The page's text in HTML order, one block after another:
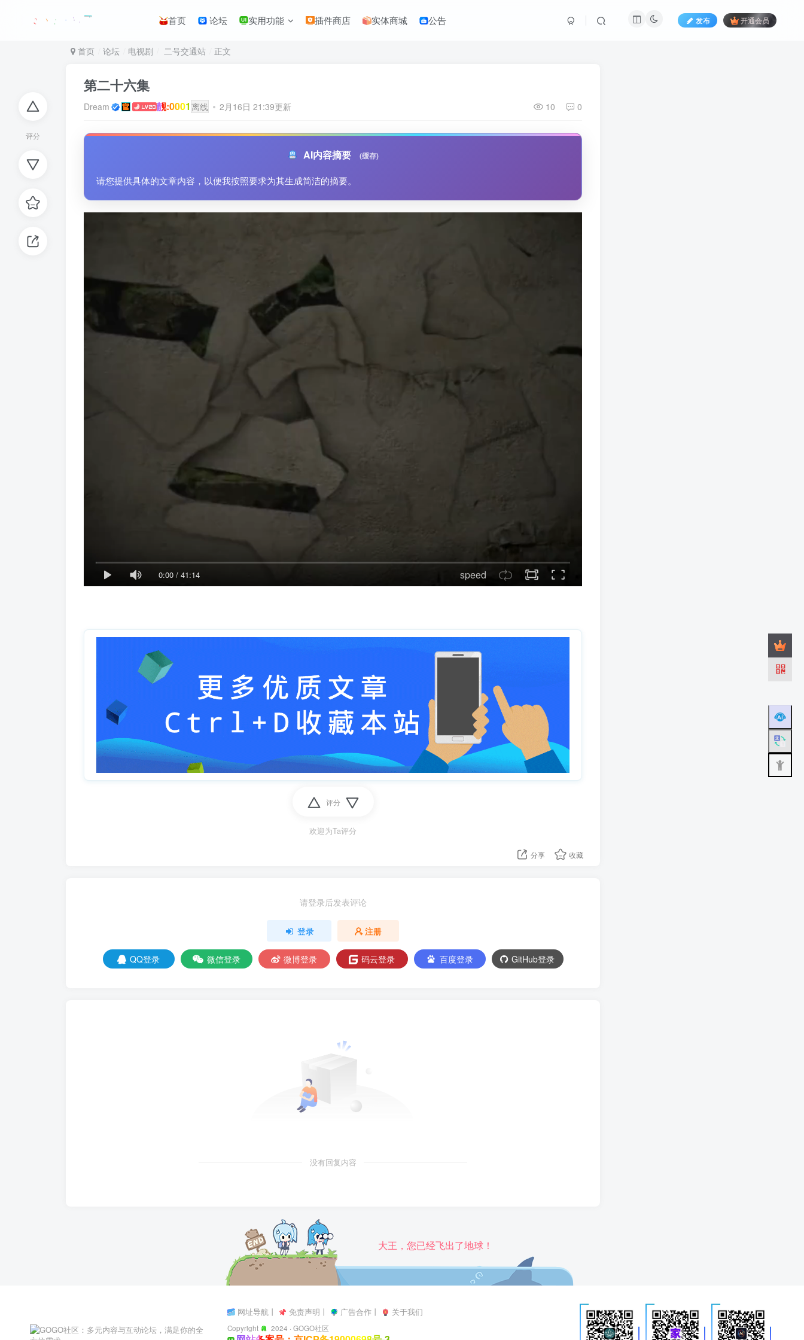
首页 论坛 实用功能 插件商店 实体商城 公告 发布 开通会员
评分
首页 论坛 电视剧 二号交通站 正文
第二十六集
Dream 靓:0001 离线 2月16日 21:39更新 10 0
AI内容摘要 (缓存)
请您提供具体的文章内容，以便我按照要求为其生成简洁的摘要。
0:00 / 41:14 speed
评分
欢迎为Ta评分
分享 收藏
请登录后发表评论
登录 注册
QQ登录 微信登录 微博登录 码云登录 百度登录 GitHub登录
没有回复内容
大王，您已经飞出了地球！
网址导航 丨 免责声明 丨 广告合作 丨 关于我们
Copyright 2024 · GOGO社区